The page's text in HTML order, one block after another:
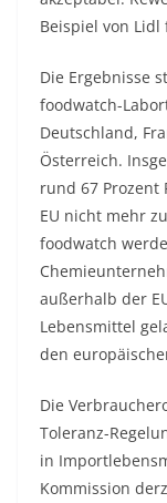
Beispiel von Lidl
Die Ergebnisse
foodwatch-
Deutschland,
Österreich.
rund 67 Prozent
EU nicht mehr
foodwatch
außerhalb der
Lebensmittel
den
Die
Toleranz-
in
Kommission